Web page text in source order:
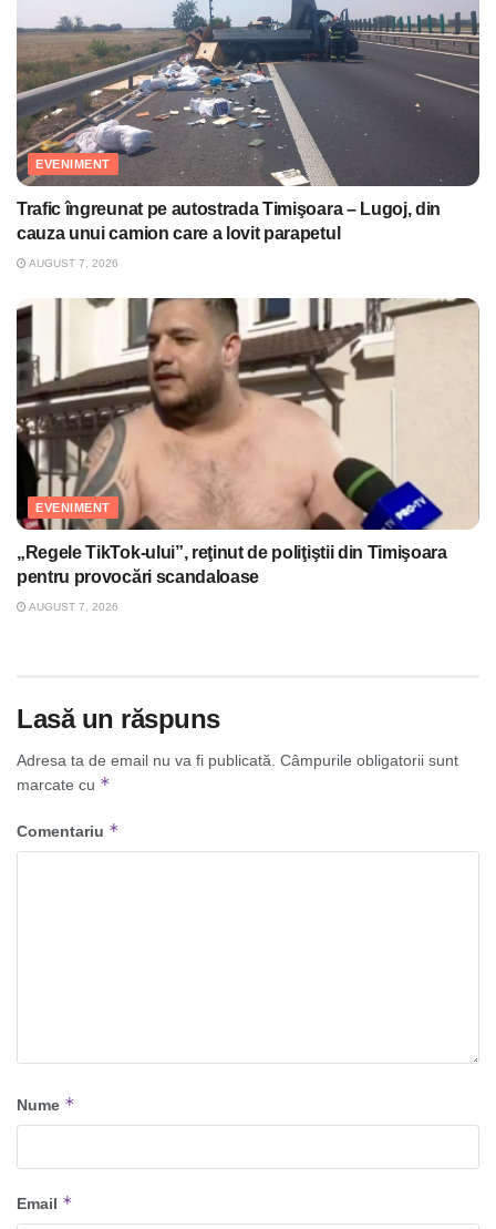
EVENIMENT
Trafic îngreunat pe autostrada Timişoara – Lugoj, din
cauza unui camion care a lovit parapetul
AUGUST 7, 2026
EVENIMENT
„Regele TikTok-ului”, reţinut de poliţiştii din Timişoara
pentru provocări scandaloase
AUGUST 7, 2026
Lasă un răspuns
Adresa ta de email nu va fi publicată. Câmpurile obligatorii sunt
marcate cu *
Comentariu *
Nume *
Email *